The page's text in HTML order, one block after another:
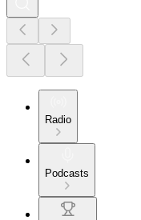
Radio
Podcasts